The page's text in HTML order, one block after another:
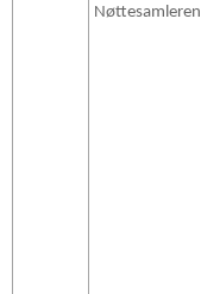
Nøttesamleren